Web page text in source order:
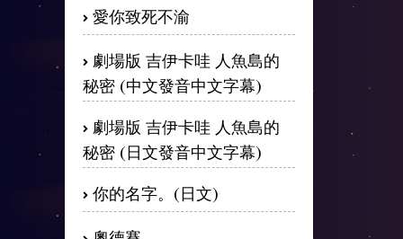
愛你致死不渝
劇場版 吉伊卡哇 人魚島的
秘密 (中文發音中文字幕)
劇場版 吉伊卡哇 人魚島的
秘密 (日文發音中文字幕)
你的名字。(日文)